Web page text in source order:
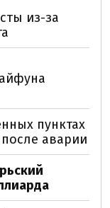
из-за
пунктах
аварии